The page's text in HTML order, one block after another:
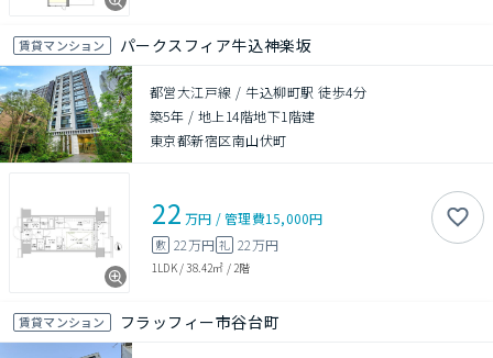
賃貸マンション パークスフィア牛込神楽坂
都営大江戸線 / 牛込柳町駅 徒歩4分
築5年 / 地上14階地下1階建
東京都新宿区南山伏町
22 万円 /管理費15,000円
敷 22万円 礼 22万円
1LDK/38.42㎡ / 2階
賃貸マンション フラッフィー市谷台町